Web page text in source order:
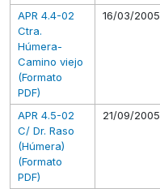
APR 4.4-02
Ctra.
Húmera-
Camino viejo
(Formato
PDF)
16/03/2005
APR 4.5-02
C/ Dr. Raso
(Húmera)
(Formato
PDF)
21/09/2005